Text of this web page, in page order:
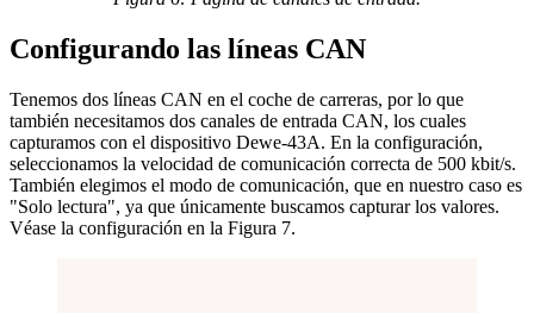
Configurando las líneas CAN
Tenemos dos líneas CAN en el coche de carreras, por lo que
también necesitamos dos canales de entrada CAN, los cuales
capturamos con el dispositivo Dewe-43A. En la configuración,
seleccionamos la velocidad de comunicación correcta de 500 kbit/s.
También elegimos el modo de comunicación, que en nuestro caso es
"Solo lectura", ya que únicamente buscamos capturar los valores.
Véase la configuración en la Figura 7.